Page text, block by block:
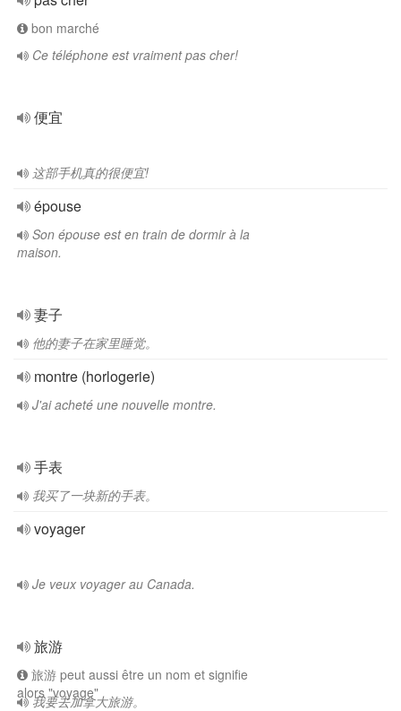
bon marché
Ce téléphone est vraiment pas cher!
便宜
这部手机真的很便宜!
épouse
Son épouse est en train de dormir à la
maison.
妻子
他的妻子在家里睡觉。
montre (horlogerie)
J'ai acheté une nouvelle montre.
手表
我买了一块新的手表。
voyager
Je veux voyager au Canada.
旅游
旅游 peut aussi être un nom et signifie
alors "voyage"
我要去加拿大旅游。